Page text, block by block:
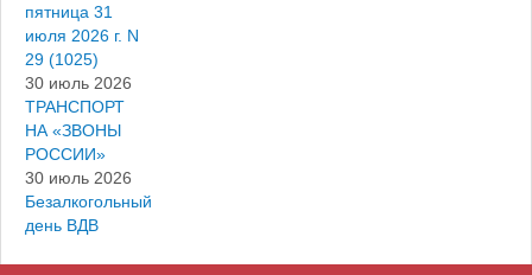
пятница 31
июля 2026 г. N
29 (1025)
30 июль 2026
ТРАНСПОРТ
НА «ЗВОНЫ
РОССИИ»
30 июль 2026
Безалкогольный
день ВДВ